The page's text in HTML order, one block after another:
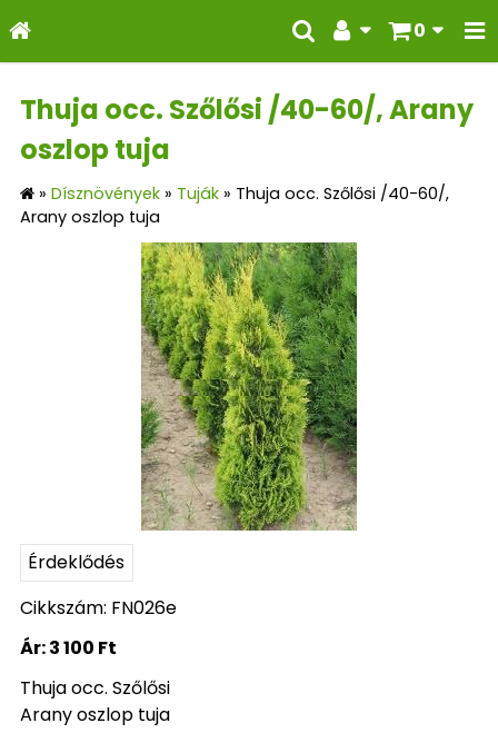
0
Thuja occ. Szőlősi /40-60/, Arany
oszlop tuja
» Dísznövények » Tuják » Thuja occ. Szőlősi /40-60/,
Arany oszlop tuja
Érdeklődés
Cikkszám: FN026e
Ár:3 100 Ft
Thuja occ. Szőlősi
Arany oszlop tuja